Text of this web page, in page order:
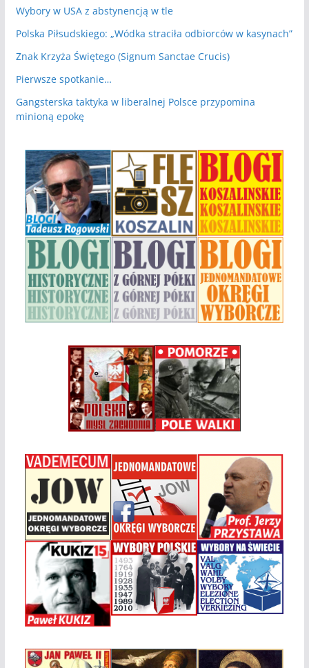
Wybory w USA z abstynencją w tle
Polska Piłsudskiego: „Wódka straciła odbiorców w kasynach”
Znak Krzyża Świętego (Signum Sanctae Crucis)
Pierwsze spotkanie…
Gangsterska taktyka w liberalnej Polsce przypomina
minioną epokę